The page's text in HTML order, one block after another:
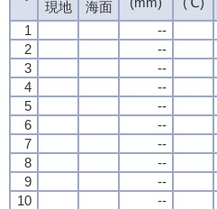
現地
海面
1
--
2
--
3
--
4
--
5
--
6
--
7
--
8
--
9
--
10
--